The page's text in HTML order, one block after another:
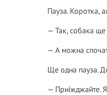
Пауза. Коротка,
— Так, собака ще
— А можна
Ще одна пауза.
— Приїжджайте.